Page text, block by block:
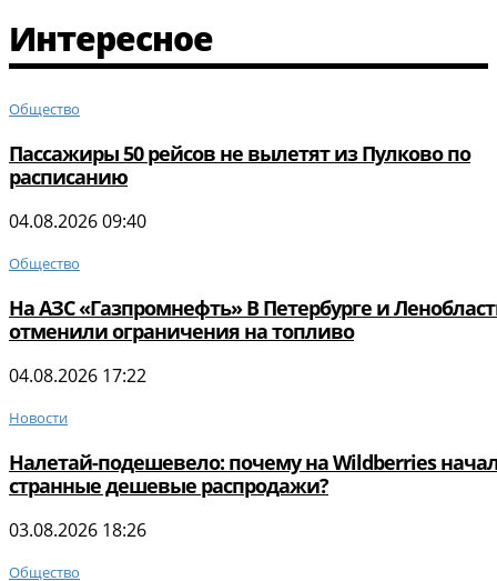
Интересное
Общество
Пассажиры 50 рейсов не вылетят из Пулково по
расписанию
04.08.2026 09:40
Общество
На АЗС «Газпромнефть» В Петербурге и
отменили ограничения на топливо
04.08.2026 17:22
Новости
Налетай-подешевело: почему на Wildberries
странные дешевые распродажи?
03.08.2026 18:26
Общество